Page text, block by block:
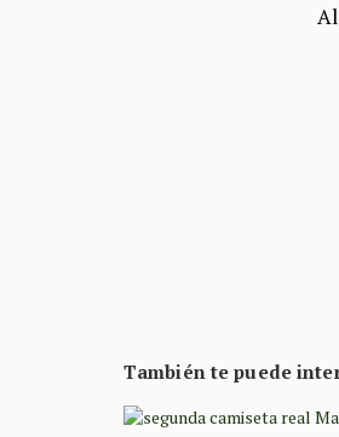
También te puede